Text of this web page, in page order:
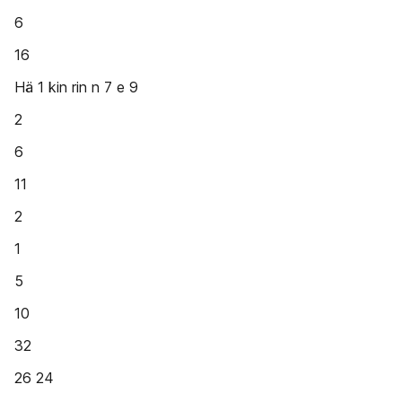
6
16
Hä 1 kin rin n 7 e 9
2
6
11
2
1
5
10
32
26 24